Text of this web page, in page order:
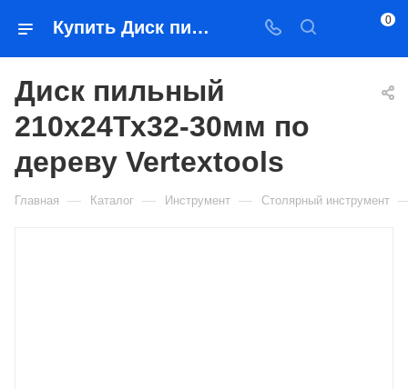
Купить Диск пильный 210х24Тх32-30мм по дереву Vertextools в Якутске — цена, характеристики, подбор | Востоктехторг 0
Диск пильный
210х24Тх32-30мм по
дереву Vertextools
Главная — Каталог — Инструмент — Столярный инструмент